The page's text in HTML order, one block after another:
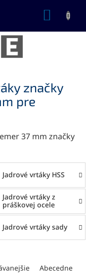
značky
pre
37 mm značky
Jadrové vrtáky HSS
Jadrové vrtáky z
práškovej ocele
Jadrové vrtáky sady
Abecedne